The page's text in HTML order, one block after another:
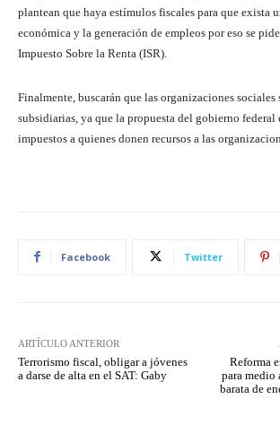
plantean que haya estímulos fiscales para que exista
económica y la generación de empleos por eso se
Impuesto Sobre la Renta (ISR).
Finalmente, buscarán que las organizaciones sociales
subsidiarias, ya que la propuesta del gobierno federal
impuestos a quienes donen recursos a las
Facebook Twitter
ARTÍCULO ANTERIOR
Terrorismo fiscal, obligar a jóvenes
a darse de alta en el SAT: Gaby
Reforma
para medio
barata de